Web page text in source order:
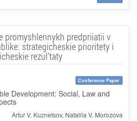
promyshlennykh predpriiatii v
strategicheskie prioritety i
rezul'taty
Conference Paper
Development: Social, Law and
Artur V. Kuznetsov, Nataliia V. Morozova